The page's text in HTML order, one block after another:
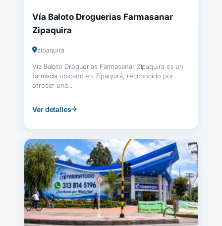
Vía Baloto Droguerias Farmasanar
Zipaquira
zipaquira
Vía Baloto Droguerias Farmasanar Zipaquira es un
farmacia ubicado en Zipaquirá, reconocido por
ofrecer una...
Ver detalles